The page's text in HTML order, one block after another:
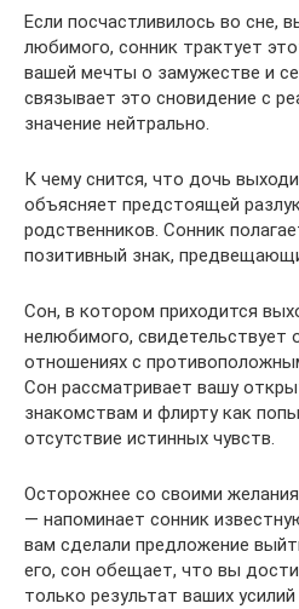
Если посчастливилось во сне,
любимого, сонник трактует
вашей мечты о замужестве и
связывает это сновидение с
значение нейтрально.
К чему снится, что дочь
объясняет предстоящей
родственников. Сонник
позитивный знак,
Сон, в котором приходится
нелюбимого, свидетельствует
отношениях с
Сон рассматривает вашу
знакомствам и флирту как
отсутствие истинных чувств.
Осторожнее со своими
— напоминает сонник
вам сделали предложение
его, сон обещает, что вы
только результат ваших